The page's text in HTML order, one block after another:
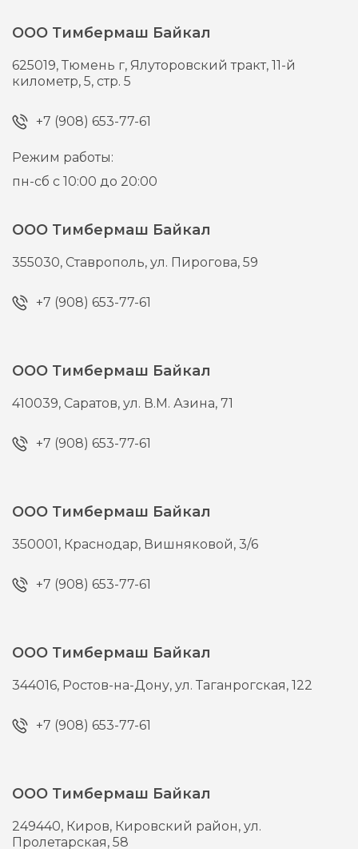
ООО Тимбермаш Байкал
625019,Тюмень г, Ялуторовский тракт, 11-й
километр, 5, стр. 5
+7 (908) 653-77-61
Режим работы:
пн-сб с 10:00 до 20:00
ООО Тимбермаш Байкал
355030, Ставрополь,ул. Пирогова, 59
+7 (908) 653-77-61
ООО Тимбермаш Байкал
410039, Саратов,ул. В.М. Азина, 71
+7 (908) 653-77-61
ООО Тимбермаш Байкал
350001, Краснодар, Вишняковой, 3/6
+7 (908) 653-77-61
ООО Тимбермаш Байкал
344016, Ростов-на-Дону,ул. Таганрогская, 122
+7 (908) 653-77-61
ООО Тимбермаш Байкал
249440, Киров, Кировский район, ул.
Пролетарская, 58